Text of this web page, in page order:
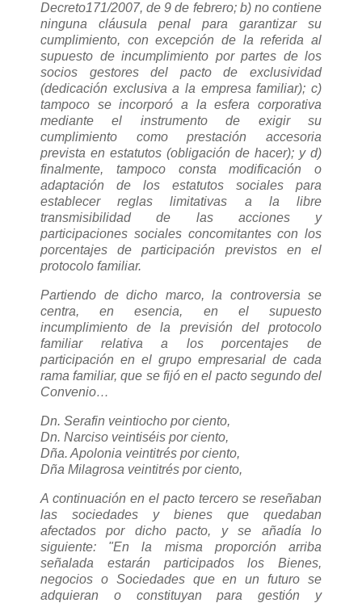
Decreto171/2007, de 9 de febrero; b) no contiene
ninguna cláusula penal para garantizar su
cumplimiento, con excepción de la referida al
supuesto de incumplimiento por partes de los
socios gestores del pacto de exclusividad
(dedicación exclusiva a la empresa familiar); c)
tampoco se incorporó a la esfera corporativa
mediante el instrumento de exigir su
cumplimiento como prestación accesoria
prevista en estatutos (obligación de hacer); y d)
finalmente, tampoco consta modificación o
adaptación de los estatutos sociales para
establecer reglas limitativas a la libre
transmisibilidad de las acciones y
participaciones sociales concomitantes con los
porcentajes de participación previstos en el
protocolo familiar.
Partiendo de dicho marco, la controversia se
centra, en esencia, en el supuesto
incumplimiento de la previsión del protocolo
familiar relativa a los porcentajes de
participación en el grupo empresarial de cada
rama familiar, que se fijó en el pacto segundo del
Convenio…
Dn. Serafin veintiocho por ciento,
Dn. Narciso veintiséis por ciento,
Dña. Apolonia veintitrés por ciento,
Dña Milagrosa veintitrés por ciento,
A continuación en el pacto tercero se reseñaban
las sociedades y bienes que quedaban
afectados por dicho pacto, y se añadía lo
siguiente: "En la misma proporción arriba
señalada estarán participados los Bienes,
negocios o Sociedades que en un futuro se
adquieran o constituyan para gestión y